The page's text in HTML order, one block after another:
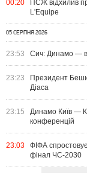
00:20
ПСЖ відхилив
L'Equipe
05 СЕРПНЯ 2026
23:53 Сич: Динамо —
23:23
Президент
Діаса
23:15
Динамо Київ —
конференцій
23:03
ФІФА
фінал ЧС-2030